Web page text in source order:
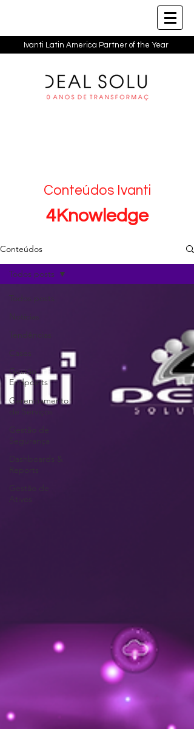
Ivanti Latin America Partner of the Year
Conteúdos Ivanti
4Knowledge
Conteúdos
Todos posts
Notícias
Tendências
Cases
Gestão
Endpoints
Gerenciamento
de Serviços
Gestão de
Segurança
Dashboards &
Reports
Todos posts